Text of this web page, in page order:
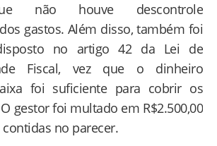
não houve descontrole
gastos. Além disso, também foi
no artigo 42 da Lei de
Fiscal, vez que o dinheiro
foi suficiente para cobrir os
gestor foi multado em R$2.500,00
no parecer.